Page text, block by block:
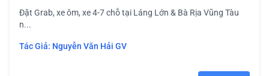
Đặt Grab, xe ôm, xe 4-7 chỗ tại Láng Lớn & Bà Rịa Vũng Tàu
n...
Tác Giả: Nguyễn Văn Hải GV